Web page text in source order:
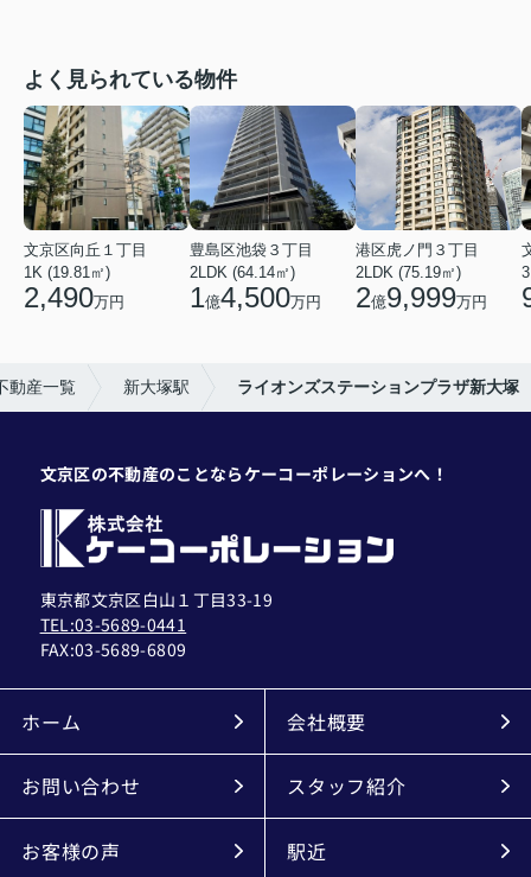
よく見られている物件
文京区向丘１丁目
1K (19.81㎡)
2,490万円
豊島区池袋３丁目
2LDK (64.14㎡)
1億4,500万円
港区虎ノ門３丁目
2LDK (75.19㎡)
2億9,999万円
動産一覧 新大塚駅 ライオンズステーションプラザ新大塚
文京区の不動産のことならケーコーポレーションへ！
東京都文京区白山１丁目33-19
TEL:03-5689-0441
FAX:03-5689-6809
ホーム 会社概要
お問い合わせ スタッフ紹介
お客様の声 駅近